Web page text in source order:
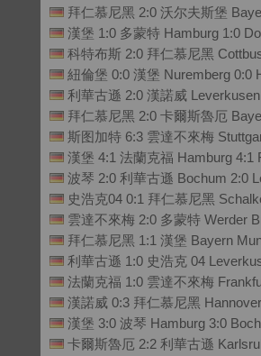
拜仁慕尼黑 2:0 沃尔夫斯堡
漢堡 1:0 多蒙特 Hamburg 1:0
科特布斯 2:0 拜仁慕尼黑
紐倫堡 0:0 漢堡 Nuremberg 0:0
利華古遜 2:0 漢諾威
拜仁慕尼黑 2:0 卡爾斯魯厄
斯图加特 6:3 雲達不來梅
漢堡 4:1 法蘭克福 Hamburg 4:1
波琴 2:0 利華古遜 Bochum 2:0
史浩克04 0:1 拜仁慕尼黑
雲達不來梅 2:0 多蒙特 Werder
拜仁慕尼黑 1:1 漢堡 Bayern
利華古遜 1:0 史浩克 04
法蘭克福 1:0 雲達不來梅
漢諾威 0:3 拜仁慕尼黑
漢堡 3:0 波琴 Hamburg 3:0
卡爾斯魯厄 2:2 利華古遜